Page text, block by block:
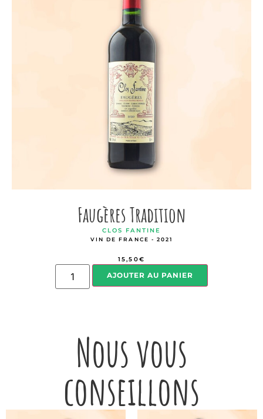
Faugères Tradition
CLOS FANTINE
VIN DE FRANCE - 2021
15,50€
AJOUTER AU PANIER
Nous vous
conseillons